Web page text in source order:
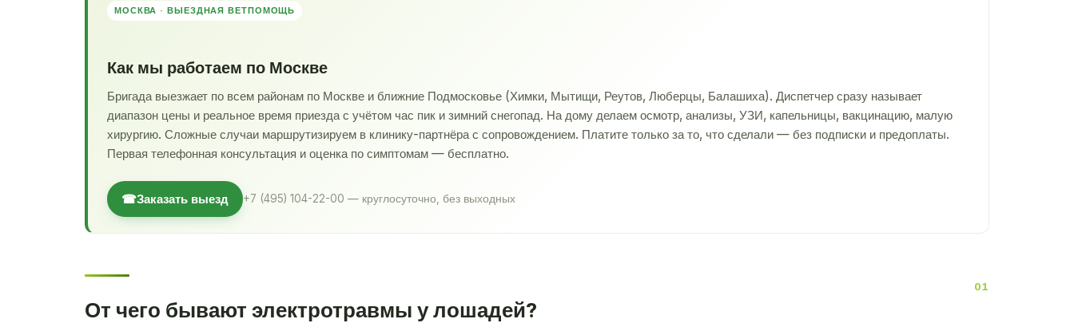
МОСКВА · ВЫЕЗДНАЯ ВЕТПОМОЩЬ
Как мы работаем по Москве
Бригада выезжает по всем районам по Москве и ближние Подмосковье (Химки, Мытищи, Реутов, Люберцы, Балашиха). Диспетчер сразу называет
диапазон цены и реальное время приезда с учётом час пик и зимний снегопад. На дому делаем осмотр, анализы, УЗИ, капельницы, вакцинацию, малую
хирургию. Сложные случаи маршрутизируем в клинику-партнёра с сопровождением. Платите только за то, что сделали — без подписки и предоплаты.
Первая телефонная консультация и оценка по симптомам — бесплатно.
☎Заказать выезд +7 (495) 104-22-00 — круглосуточно, без выходных
От чего бывают электротравмы у лошадей?